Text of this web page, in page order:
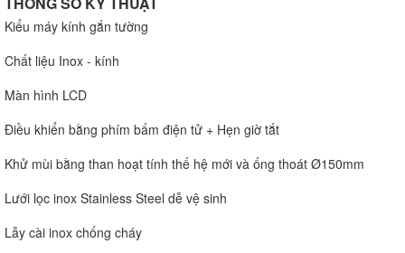
Kiểu máy kính gắn tường
Chất liệu Inox - kính
Màn hình LCD
Điều khiển bằng phím bấm điện tử + Hẹn giờ tắt
Khử mùi bằng than hoạt tính thế hệ mới và ống thoát Ø150mm
Lưới lọc inox Stainless Steel dễ vệ sinh
Lẫy cài inox chống cháy